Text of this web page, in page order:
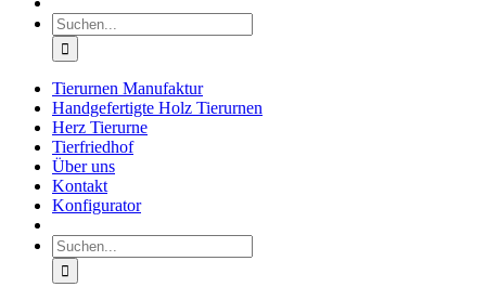
Suche
nach:
Tierurnen Manufaktur
Handgefertigte Holz Tierurnen
Herz Tierurne
Tierfriedhof
Über uns
Kontakt
Konfigurator
Suche
nach: